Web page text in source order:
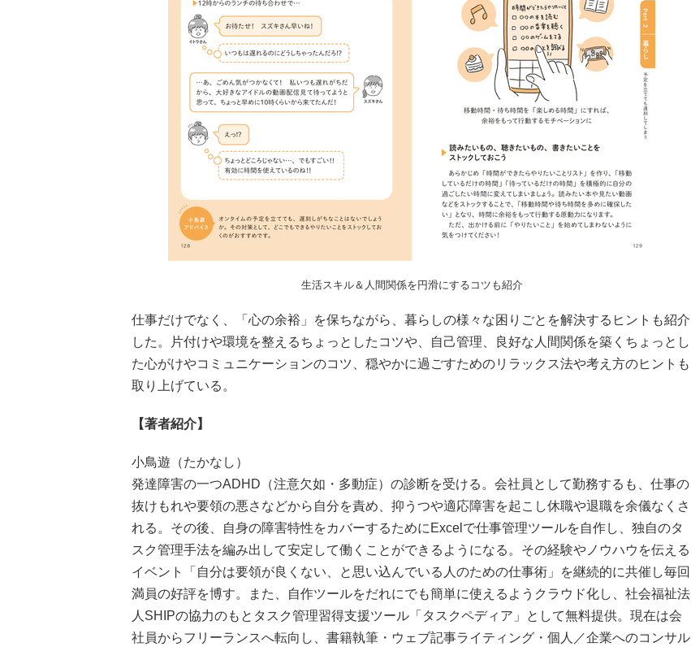
生活スキル＆人間関係を円滑にするコツも紹介
仕事だけでなく、「心の余裕」を保ちながら、暮らしの様々な困りごとを解決するヒントも紹介
した。片付けや環境を整えるちょっとしたコツや、自己管理、良好な人間関係を築くちょっとし
た心がけやコミュニケーションのコツ、穏やかに過ごすためのリラックス法や考え方のヒントも
取り上げている。
【著者紹介】
小鳥遊（たかなし）
発達障害の一つADHD（注意欠如・多動症）の診断を受ける。会社員として勤務するも、仕事の
抜けもれや要領の悪さなどから自分を責め、抑うつや適応障害を起こし休職や退職を余儀なくさ
れる。その後、自身の障害特性をカバーするためにExcelで仕事管理ツールを自作し、独自のタ
スク管理手法を編み出して安定して働くことができるようになる。その経験やノウハウを伝える
イベント「自分は要領が良くない、と思い込んでいる人のための仕事術」を継続的に共催し毎回
満員の好評を博す。また、自作ツールをだれにでも簡単に使えるようクラウド化し、社会福祉法
人SHIPの協力のもとタスク管理習得支援ツール「タスクペディア」として無料提供。現在は会
社員からフリーランスへ転向し、書籍執筆・ウェブ記事ライティング・個人／企業へのコンサル